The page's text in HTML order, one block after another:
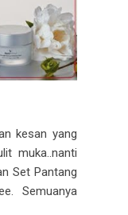
kesan yang
muka..nanti
Set Pantang
Semuanya